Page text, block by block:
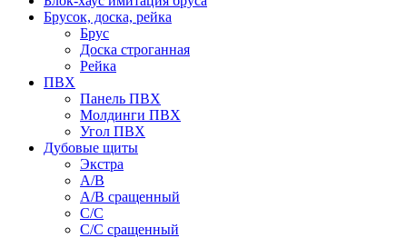
Брусок, доска, рейка
Брус
Доска строганная
Рейка
ПВХ
Панель ПВХ
Молдинги ПВХ
Угол ПВХ
Дубовые щиты
Экстра
А/В
А/В сращенный
С/С
С/С сращенный